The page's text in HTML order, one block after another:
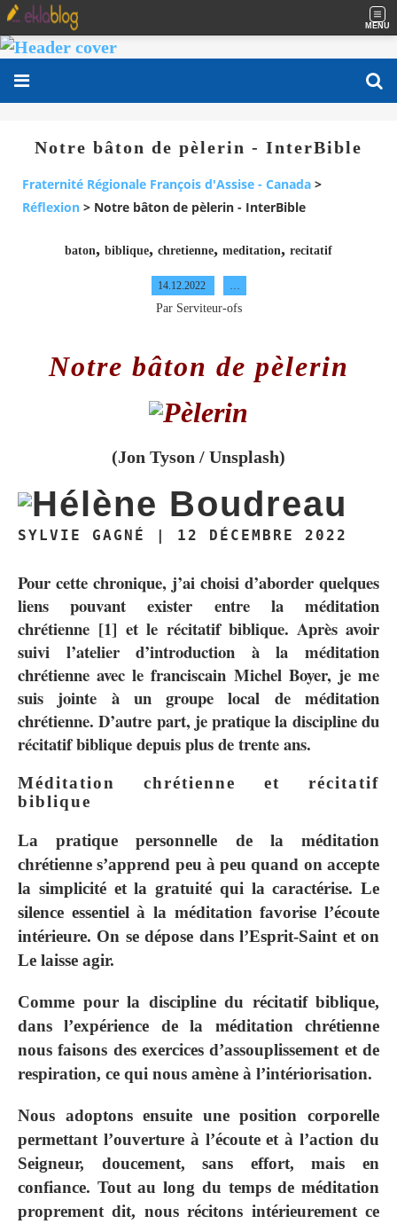
MENU
Notre bâton de pèlerin - InterBible
Fraternité Régionale François d'Assise - Canada >
Réflexion > Notre bâton de pèlerin - InterBible
baton, biblique, chretienne, meditation, recitatif
14.12.2022
Par Serviteur-ofs
Notre bâton de pèlerin
(Jon Tyson / Unsplash)
SYLVIE GAGNÉ | 12 DÉCEMBRE 2022
Pour cette chronique, j’ai choisi d’aborder quelques
liens pouvant exister entre la méditation
chrétienne [1] et le récitatif biblique. Après avoir
suivi l’atelier d’introduction à la méditation
chrétienne avec le franciscain Michel Boyer, je me
suis jointe à un groupe local de méditation
chrétienne. D’autre part, je pratique la discipline du
récitatif biblique depuis plus de trente ans.
Méditation chrétienne et récitatif
biblique
La pratique personnelle de la méditation
chrétienne s’apprend peu à peu quand on accepte
la simplicité et la gratuité qui la caractérise. Le
silence essentiel à la méditation favorise l’écoute
intérieure. On se dépose dans l’Esprit-Saint et on
Le laisse agir.
Comme pour la discipline du récitatif biblique,
dans l’expérience de la méditation chrétienne
nous faisons des exercices d’assouplissement et de
respiration, ce qui nous amène à l’intériorisation.
Nous adoptons ensuite une position corporelle
permettant l’ouverture à l’écoute et à l’action du
Seigneur, doucement, sans effort, mais en
confiance. Tout au long du temps de méditation
proprement dit, nous récitons intérieurement ce